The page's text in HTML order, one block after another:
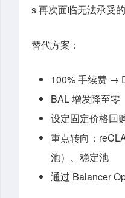
s 再次面临无法承受的
替代方案：
100% 手续费 →
BAL 增发降至零
设定固定价格回
重点转向：
池）、稳定池
通过 Balancer